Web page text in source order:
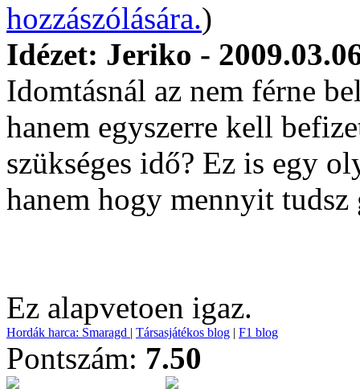
hozzászólására.)
Idézet: Jeriko -
Idomtásnál az nem férne
hanem egyszerre kell
szükséges idő? Ez is egy
hanem hogy mennyit
Ez alapvetoen igaz.
Hordák harca: Smaragd | Társasjátékos blog | F1 blog
Pontszám: 7.50